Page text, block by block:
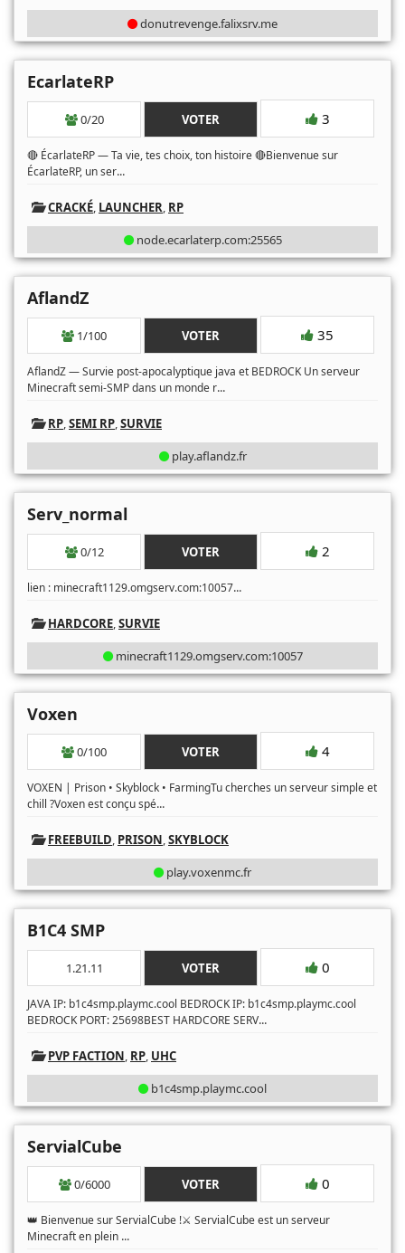
donutrevenge.falixsrv.me
EcarlateRP
0/20 VOTER 3
🔴 ÉcarlateRP — Ta vie, tes choix, ton histoire 🔴Bienvenue sur
ÉcarlateRP, un ser...
CRACKÉ, LAUNCHER, RP
node.ecarlaterp.com:25565
AflandZ
1/100 VOTER 35
AflandZ — Survie post-apocalyptique java et BEDROCK Un serveur
Minecraft semi-SMP dans un monde r...
RP,SEMI RP,SURVIE
play.aflandz.fr
Serv_normal
0/12 VOTER 2
lien : minecraft1129.omgserv.com:10057...
HARDCORE,SURVIE
minecraft1129.omgserv.com:10057
Voxen
0/100 VOTER 4
VOXEN | Prison • Skyblock • FarmingTu cherches un serveur simple et
chill ?Voxen est conçu spé...
FREEBUILD, PRISON,SKYBLOCK
play.voxenmc.fr
B1C4 SMP
1.21.11 VOTER 0
JAVA IP: b1c4smp.playmc.cool BEDROCK IP: b1c4smp.playmc.cool
BEDROCK PORT: 25698BEST HARDCORE SERV...
PVP FACTION, RP, UHC
b1c4smp.playmc.cool
ServialCube
0/6000 VOTER 0
👑 Bienvenue sur ServialCube !⚔️ ServialCube est un serveur
Minecraft en plein ...